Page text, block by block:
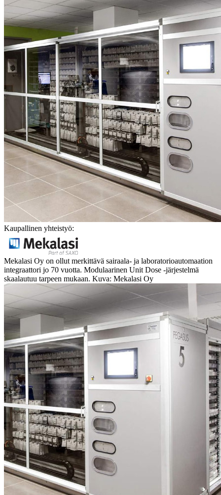
Kaupallinen yhteistyö:
Mekalasi Oy on ollut merkittävä sairaala- ja laboratorioautomaation
integraattori jo 70 vuotta. Modulaarinen Unit Dose -järjestelmä
skaalautuu tarpeen mukaan. Kuva: Mekalasi Oy